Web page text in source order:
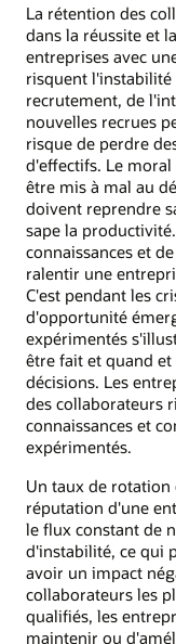
La rétention des
dans la réussite et
entreprises avec
risquent l'instabilité
recrutement, de
nouvelles recrues
risque de perdre
d'effectifs. Le
être mis à mal au
doivent reprendre
sape la
connaissances et
ralentir une
C'est pendant les
d'opportunité
expérimentés
être fait et quand
décisions. Les
des collaborateurs
connaissances et
expérimentés.
Un taux de rotation
réputation d'une
le flux constant de
d'instabilité, ce qui
avoir un impact
collaborateurs les
qualifiés, les
maintenir ou